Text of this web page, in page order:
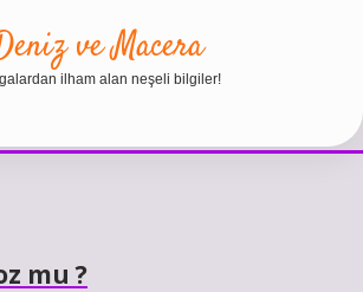
ve Macera
ilham alan neşeli bilgiler!
mu ?